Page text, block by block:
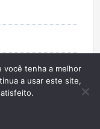
você tenha a melhor
a usar este site,